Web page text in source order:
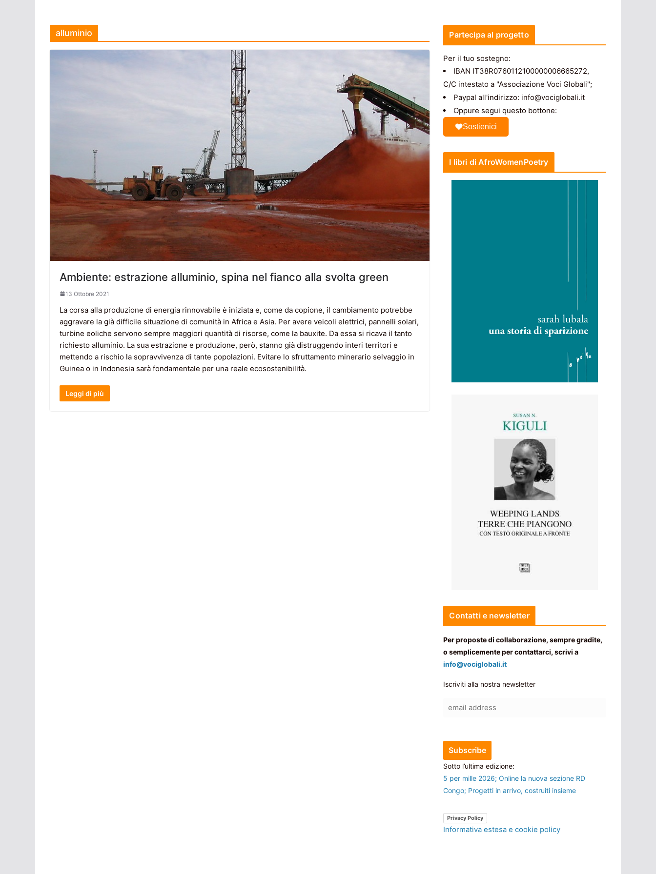
alluminio
Ambiente: estrazione alluminio, spina nel fianco alla svolta green
13 Ottobre 2021
La corsa alla produzione di energia rinnovabile è iniziata e, come da copione, il cambiamento potrebbe
aggravare la già difficile situazione di comunità in Africa e Asia. Per avere veicoli elettrici, pannelli solari,
turbine eoliche servono sempre maggiori quantità di risorse, come la bauxite. Da essa si ricava il tanto
richiesto alluminio. La sua estrazione e produzione, però, stanno già distruggendo interi territori e
mettendo a rischio la sopravvivenza di tante popolazioni. Evitare lo sfruttamento minerario selvaggio in
Guinea o in Indonesia sarà fondamentale per una reale ecosostenibilità.
Leggi di più
Partecipa al progetto
Per il tuo sostegno:
IBAN IT38R0760112100000006665272,
C/C intestato a "Associazione Voci Globali";
Paypal all'indirizzo: info@vociglobali.it
Oppure segui questo bottone:
Sostienici
I libri di AfroWomenPoetry
Contatti e newsletter
Per proposte di collaborazione, sempre gradite,
o semplicemente per contattarci, scrivi a
info@vociglobali.it
Iscriviti alla nostra newsletter
Sotto l’ultima edizione:
5 per mille 2026; Online la nuova sezione RD
Congo; Progetti in arrivo, costruiti insieme
Privacy Policy
Informativa estesa e cookie policy